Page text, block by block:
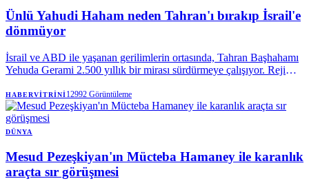
Ünlü Yahudi Haham neden Tahran'ı bırakıp İsrail'e
dönmüyor
İsrail ve ABD ile yaşanan gerilimlerin ortasında, Tahran Başhahamı
Yehuda Gerami 2.500 yıllık bir mirası sürdürmeye çalışıyor. Rejimin
Doğu’daki en dikkat çekici yaşam mücadelelerinden birini veriyor.
HABERVITRINI12992 Görüntüleme
DÜNYA
Mesud Pezeşkiyan'ın Mücteba Hamaney ile karanlık
araçta sır görüşmesi